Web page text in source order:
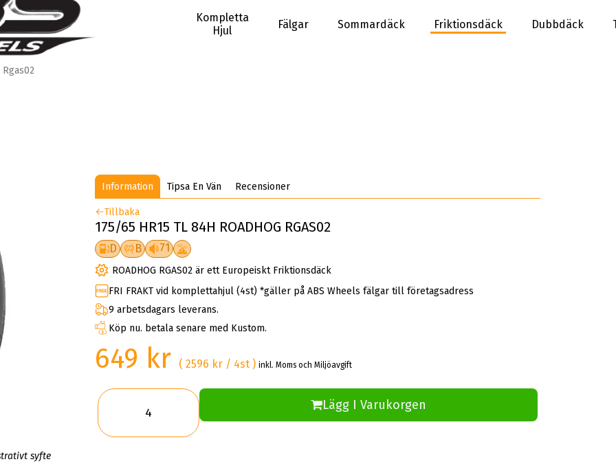
Kompletta
Hjul
Fälgar Sommardäck Friktionsdäck Dubbdäck
Rgas02
syfte
Information Tipsa En Vän Recensioner
Tillbaka
175/65 HR15 TL 84H ROADHOG RGAS02
D B 71
ROADHOG RGAS02 är ett Europeiskt Friktionsdäck
FRI FRAKT vid komplettahjul (4st) *gäller på ABS Wheels fälgar till företagsadress
9 arbetsdagars leverans.
Köp nu. betala senare med Kustom.
649 kr ( 2596 kr / 4st )inkl. Moms och Miljöavgift
Lägg I Varukorgen